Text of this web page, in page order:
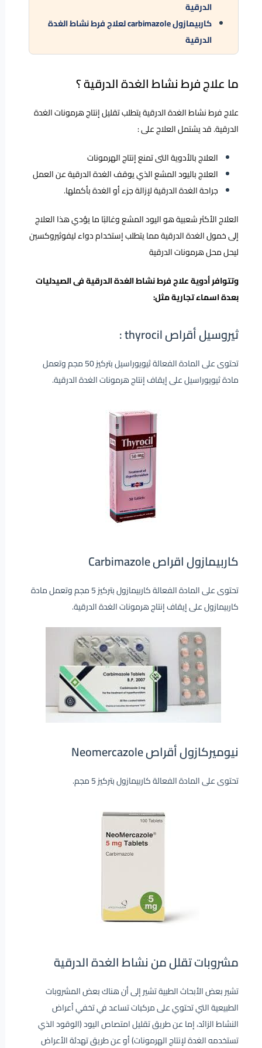
الدرقية
كاربيمازول carbimazole لعلاج فرط نشاط الغدة
الدرقية
ما علاج فرط نشاط الغدة الدرقية ؟
علاج فرط نشاط الغدة الدرقية يتطلب تقليل إنتاج هرمونات الغدة
الدرقية. قد يشتمل العلاج على :
العلاج بالأدوية التى تمنع إنتاج الهرمونات
العلاج باليود المشع الذي يوقف الغدة الدرقية عن العمل
جراحة الغدة الدرقية لإزالة جزء أو الغدة بأكملها.
العلاج الأكثر شعبية هو اليود المشع وغالبًا ما يؤدي هذا العلاج
إلى خمول الغدة الدرقية مما يتطلب إستخدام دواء ليفوثيروكسين
ليحل محل هرمونات الدرقية
وتتوافر أدوية علاج فرط نشاط الغدة الدرقية فى الصيدليات
بعدة اسماء تجارية مثل:
ثيروسيل أقراص thyrocil :
تحتوى على المادة الفعالة ثيويوراسيل بتركيز 50 مجم وتعمل
مادة ثيويوراسيل على إيقاف إنتاج هرمونات الغدة الدرقية.
كاربيمازول اقراص Carbimazole
تحتوى على المادة الفعالة كاربيمازول بتركيز 5 مجم وتعمل مادة
كاربيمازول على إيقاف إنتاج هرمونات الغدة الدرقية.
نيوميركازول أقراص Neomercazole
تحتوى على المادة الفعالة كاربيمازول بتركيز 5 مجم.
مشروبات تقلل من نشاط الغدة الدرقية
تشير بعض الأبحاث الطبية تشير إلى أن هناك بعض المشروبات
الطبيعية التي تحتوي على مركبات تساعد في تخفي أعراض
النشاط الزائد، إما عن طريق تقليل امتصاص اليود (الوقود الذي
تستخدمه الغدة لإنتاج الهرمونات) أو عن طريق تهدئة الأعراض